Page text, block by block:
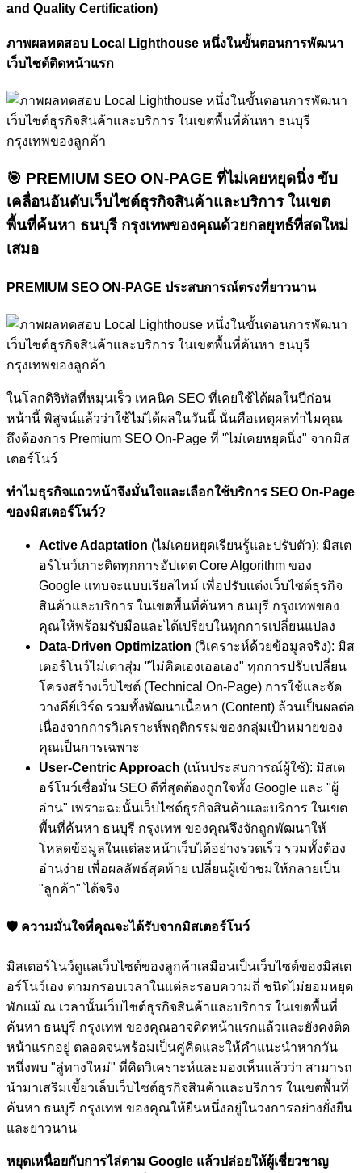
and Quality Certification)
ภาพผลทดสอบ Local Lighthouse หนึ่งในขั้นตอนการพัฒนา
เว็บไซต์ติดหน้าแรก
🎯 PREMIUM SEO ON-PAGE ที่ไม่เคยหยุดนิ่ง ขับ
เคลื่อนอันดับเว็บไซต์ธุรกิจสินค้าและบริการ ในเขต
พื้นที่ค้นหา ธนบุรี กรุงเทพของคุณด้วยกลยุทธ์ที่สดใหม่
เสมอ
PREMIUM SEO ON-PAGE ประสบการณ์ตรงที่ยาวนาน
ในโลกดิจิทัลที่หมุนเร็ว เทคนิค SEO ที่เคยใช้ได้ผลในปีก่อน
หน้านี้ พิสูจน์แล้วว่าใช้ไม่ได้ผลในวันนี้ นั่นคือเหตุผลทำไมคุณ
ถึงต้องการ Premium SEO On-Page ที่ "ไม่เคยหยุดนิ่ง" จากมิส
เตอร์โนว์
ทำไมธุรกิจแถวหน้าจึงมั่นใจและเลือกใช้บริการ SEO On-Page
ของมิสเตอร์โนว์?
Active Adaptation (ไม่เคยหยุดเรียนรู้และปรับตัว): มิสเต
อร์โนว์เกาะติดทุกการอัปเดต Core Algorithm ของ
Google แทบจะแบบเรียลไทม์ เพื่อปรับแต่งเว็บไซต์ธุรกิจ
สินค้าและบริการ ในเขตพื้นที่ค้นหา ธนบุรี กรุงเทพของ
คุณให้พร้อมรับมือและได้เปรียบในทุกการเปลี่ยนแปลง
Data-Driven Optimization (วิเคราะห์ด้วยข้อมูลจริง): มิส
เตอร์โนว์ไม่เดาสุ่ม "ไม่คิดเองเออเอง" ทุกการปรับเปลี่ยน
โครงสร้างเว็บไซต์ (Technical On-Page) การใช้และจัด
วางคีย์เวิร์ด รวมทั้งพัฒนาเนื้อหา (Content) ล้วนเป็นผลต่อ
เนื่องจากการวิเคราะห์พฤติกรรมของกลุ่มเป้าหมายของ
คุณเป็นการเฉพาะ
User-Centric Approach (เน้นประสบการณ์ผู้ใช้): มิสเต
อร์โนว์เชื่อมั่น SEO ดีที่สุดต้องถูกใจทั้ง Google และ "ผู้
อ่าน" เพราะฉะนั้นเว็บไซต์ธุรกิจสินค้าและบริการ ในเขต
พื้นที่ค้นหา ธนบุรี กรุงเทพ ของคุณจึงจักถูกพัฒนาให้
โหลดข้อมูลในแต่ละหน้าเว็บได้อย่างรวดเร็ว รวมทั้งต้อง
อ่านง่าย เพื่อผลลัพธ์สุดท้าย เปลี่ยนผู้เข้าชมให้กลายเป็น
"ลูกค้า" ได้จริง
🛡️ ความมั่นใจที่คุณจะได้รับจากมิสเตอร์โนว์
มิสเตอร์โนว์ดูแลเว็บไซต์ของลูกค้าเสมือนเป็นเว็บไซต์ของมิสเต
อร์โนว์เอง ตามกรอบเวลาในแต่ละรอบความถี่ ชนิดไม่ยอมหยุด
พักแม้ ณ เวลานั้นเว็บไซต์ธุรกิจสินค้าและบริการ ในเขตพื้นที่
ค้นหา ธนบุรี กรุงเทพ ของคุณอาจติดหน้าแรกแล้วและยังคงติด
หน้าแรกอยู่ ตลอดจนพร้อมเป็นคู่คิดและให้คำแนะนำหากวัน
หนึ่งพบ "ลู่ทางใหม่" ที่คิดวิเคราะห์และมองเห็นแล้วว่า สามารถ
นำมาเสริมเขี้ยวเล็บเว็บไซต์ธุรกิจสินค้าและบริการ ในเขตพื้นที่
ค้นหา ธนบุรี กรุงเทพ ของคุณให้ยืนหนึ่งอยู่ในวงการอย่างยั่งยืน
และยาวนาน
หยุดเหนื่อยกับการไล่ตาม Google แล้วปล่อยให้ผู้เชี่ยวชาญ